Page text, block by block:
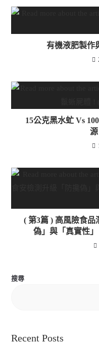
有機液肥製作
15公克黑水虻 Vs
( 第3篇 ) 高風險食
偽」與「真實性
搜尋
Recent Posts